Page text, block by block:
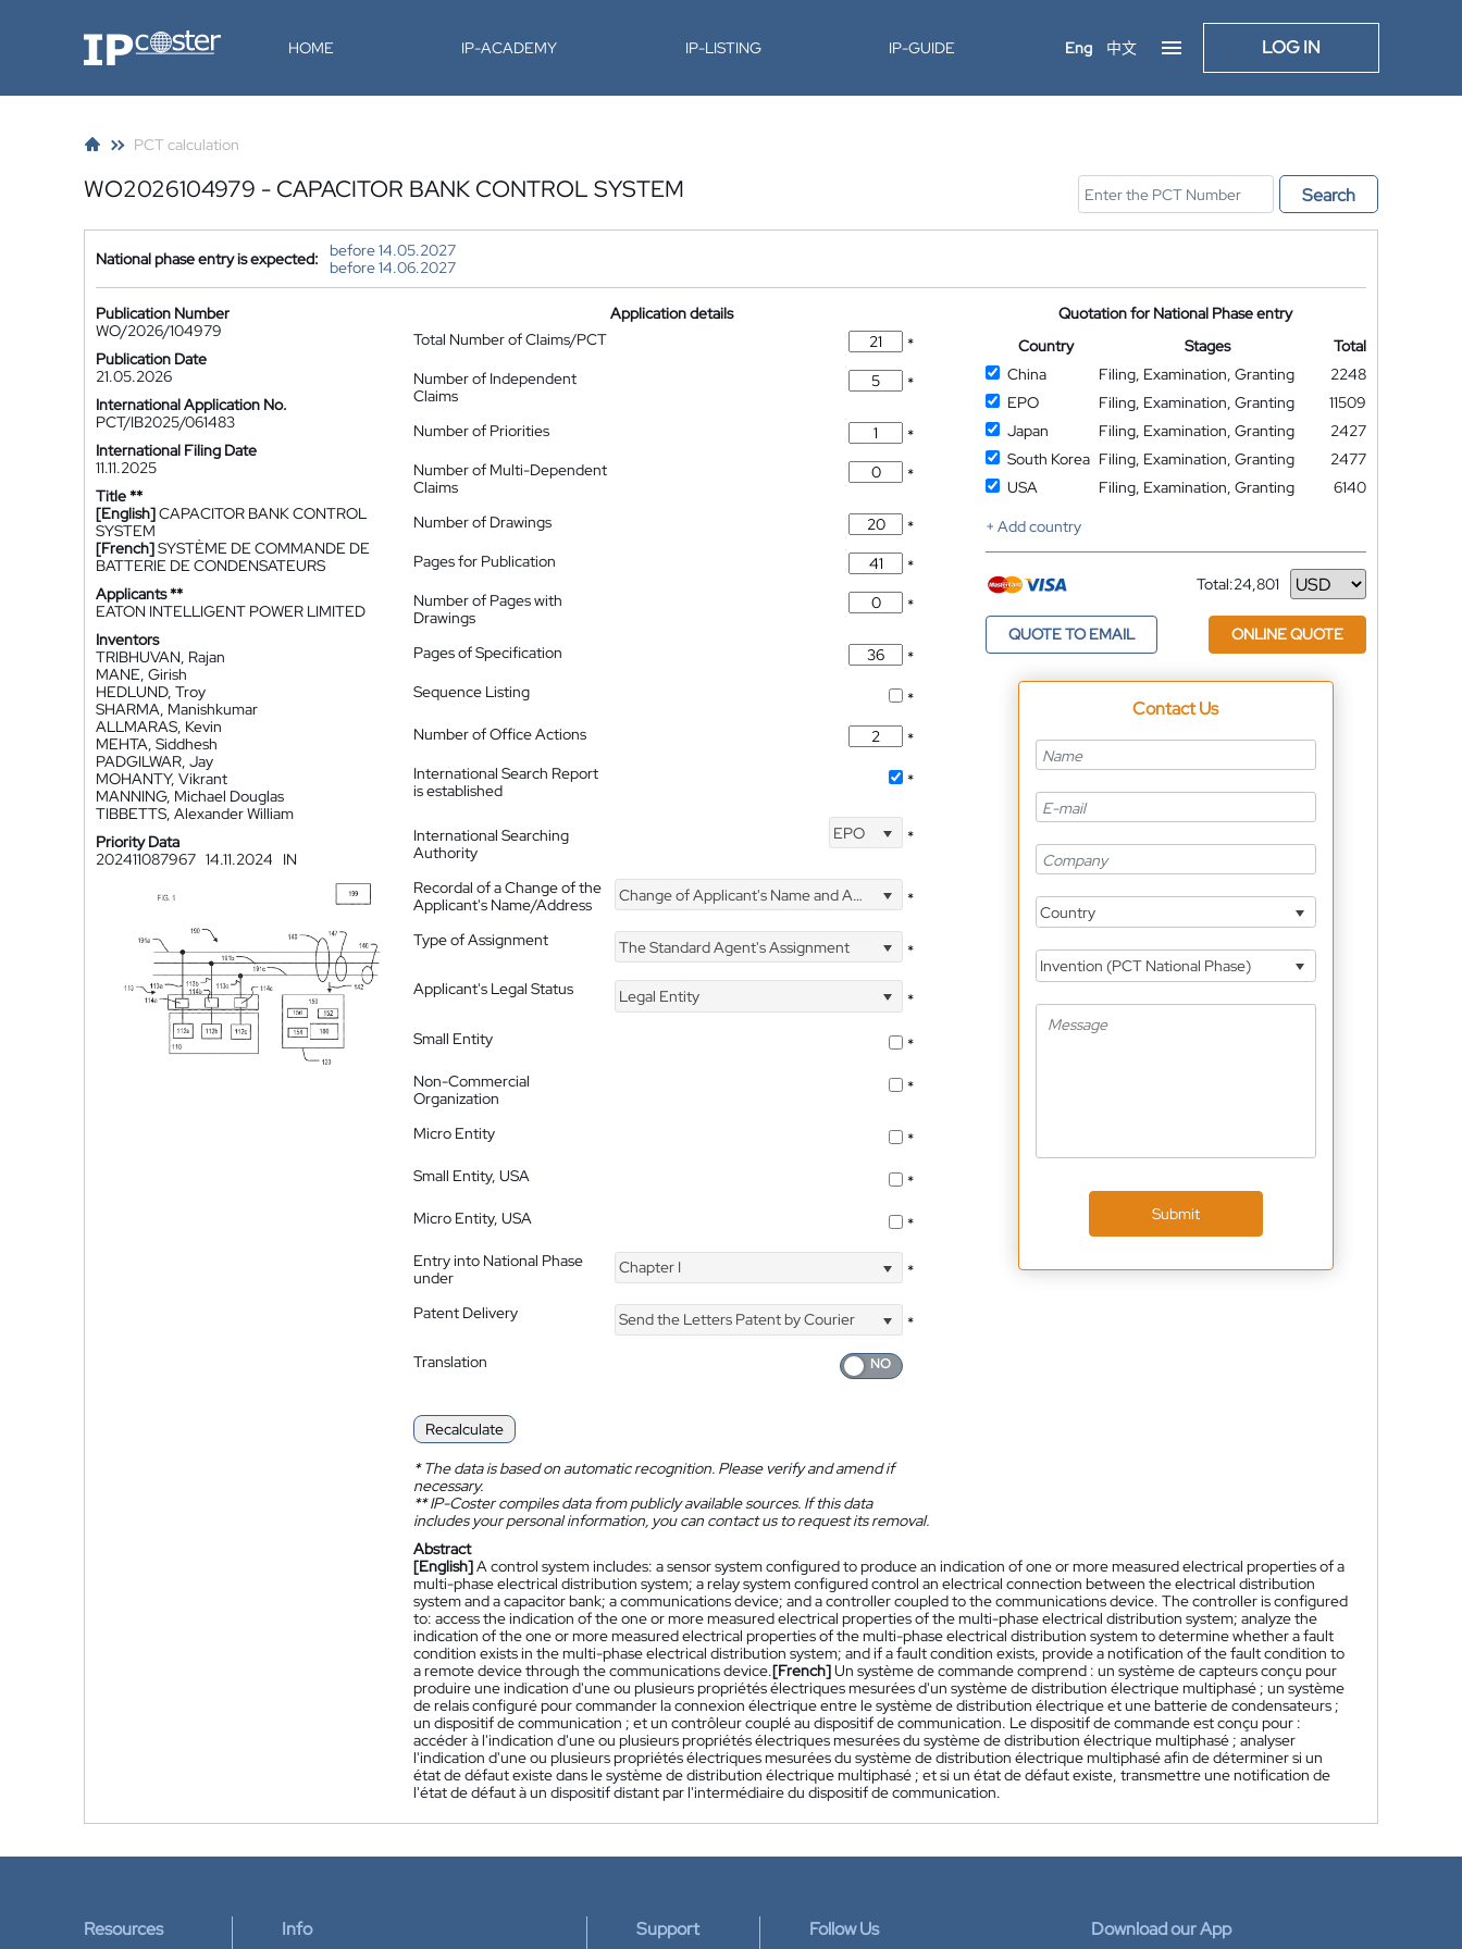
IP-Coster HOME IP-ACADEMY IP-LISTING IP-GUIDE Eng 中文 LOG IN
PCT calculation
WO2026104979 - CAPACITOR BANK CONTROL SYSTEM Search
National phase entry is expected:
before 14.05.2027
before 14.06.2027
Publication Number
WO/2026/104979
Publication Date
21.05.2026
International Application No.
PCT/IB2025/061483
International Filing Date
11.11.2025
Title **
[English]CAPACITOR BANK CONTROL
SYSTEM
[French]SYSTÈME DE COMMANDE DE
BATTERIE DE CONDENSATEURS
Applicants **
EATON INTELLIGENT POWER LIMITED
Inventors
TRIBHUVAN, Rajan
MANE, Girish
HEDLUND, Troy
SHARMA, Manishkumar
ALLMARAS, Kevin
MEHTA, Siddhesh
PADGILWAR, Jay
MOHANTY, Vikrant
MANNING, Michael Douglas
TIBBETTS, Alexander William
Priority Data
202411087967 14.11.2024 IN
Application details
Total Number of Claims/PCT
*
Number of Independent
Claims
*
Number of Priorities
*
Number of Multi-Dependent
Claims
*
Number of Drawings
*
Pages for Publication
*
Number of Pages with
Drawings
*
Pages of Specification
*
Sequence Listing
*
Number of Office Actions
*
International Search Report
is established
*
International Searching
Authority
EPO *
Recordal of a Change of the
Applicant's Name/Address
Change of Applicant's Name and Address *
Type of Assignment The Standard Agent's Assignment
*
Applicant's Legal Status
Legal Entity
*
Small Entity
*
Non-Commercial
Organization
*
Micro Entity
*
Small Entity, USA
*
Micro Entity, USA
*
Entry into National Phase
under
Chapter I *
Patent Delivery Send the Letters Patent by Courier
*
Translation
Recalculate
*The data is based on automatic recognition. Please verify and amend if
necessary.
**IP-Coster compiles data from publicly available sources. If this data
includes your personal information, you can contact us to request its removal.
Quotation for National Phase entry
Country
Stages
Total
China
Filing, Examination, Granting
2248
EPO
Filing, Examination, Granting
11509
Japan
Filing, Examination, Granting
2427
South Korea Filing, Examination, Granting
2477
USA
Filing, Examination, Granting
6140
+ Add country
Total:24,801
Currency
QUOTE TO EMAIL ONLINE QUOTE
Contact Us
Country
Invention (PCT National Phase)
Submit
Abstract
[English]A control system includes: a sensor system configured to produce an indication of one or more measured electrical properties of a
multi-phase electrical distribution system; a relay system configured control an electrical connection between the electrical distribution
system and a capacitor bank; a communications device; and a controller coupled to the communications device. The controller is configured
to: access the indication of the one or more measured electrical properties of the multi-phase electrical distribution system; analyze the
indication of the one or more measured electrical properties of the multi-phase electrical distribution system to determine whether a fault
condition exists in the multi-phase electrical distribution system; and if a fault condition exists, provide a notification of the fault condition to
a remote device through the communications device.[French]Un système de commande comprend : un système de capteurs conçu pour
produire une indication d'une ou plusieurs propriétés électriques mesurées d'un système de distribution électrique multiphasé ; un système
de relais configuré pour commander la connexion électrique entre le système de distribution électrique et une batterie de condensateurs ;
un dispositif de communication ; et un contrôleur couplé au dispositif de communication. Le dispositif de commande est conçu pour :
accéder à l'indication d'une ou plusieurs propriétés électriques mesurées du système de distribution électrique multiphasé ; analyser
l'indication d'une ou plusieurs propriétés électriques mesurées du système de distribution électrique multiphasé afin de déterminer si un
état de défaut existe dans le système de distribution électrique multiphasé ; et si un état de défaut existe, transmettre une notification de
l'état de défaut à un dispositif distant par l'intermédiaire du dispositif de communication.
Resources Info Support Follow Us Download our App